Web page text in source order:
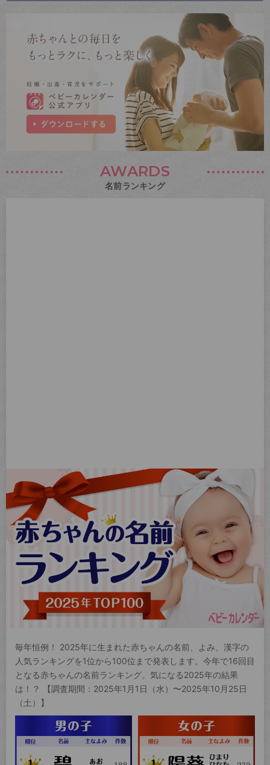
AWARDS
名前ランキング
毎年恒例！ 2025年に生まれた赤ちゃんの名前、よみ、漢字の
人気ランキングを1位から100位まで発表します。今年で16回目
となる赤ちゃんの名前ランキング。気になる2025年の結果
は！？ 【調査期間：2025年1月1日（水）〜2025年10月25日
（土）】